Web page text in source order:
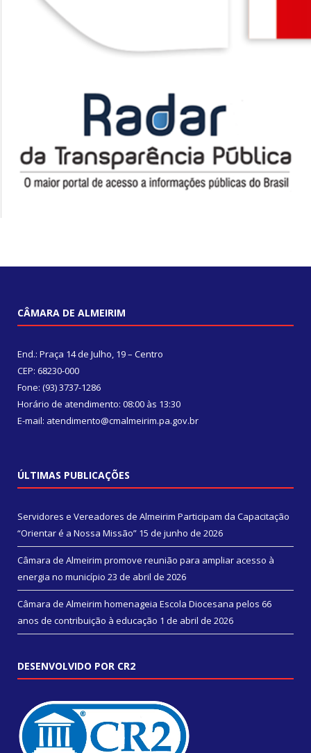
CÂMARA DE ALMEIRIM
End.: Praça 14 de Julho, 19 – Centro
CEP: 68230-000
Fone: (93) 3737-1286
Horário de atendimento: 08:00 às 13:30
E-mail: atendimento@cmalmeirim.pa.gov.br
ÚLTIMAS PUBLICAÇÕES
Servidores e Vereadores de Almeirim Participam da Capacitação
“Orientar é a Nossa Missão” 15 de junho de 2026
Câmara de Almeirim promove reunião para ampliar acesso à
energia no município 23 de abril de 2026
Câmara de Almeirim homenageia Escola Diocesana pelos 66
anos de contribuição à educação 1 de abril de 2026
DESENVOLVIDO POR CR2